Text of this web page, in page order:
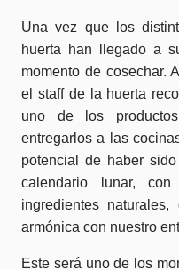
Una vez que los
huerta han llegado a
momento de cosechar.
el staff de la huerta
uno de los
entregarlos a las
potencial de haber
calendario lunar, con
ingredientes
armónica con nuestro
Este será uno de los